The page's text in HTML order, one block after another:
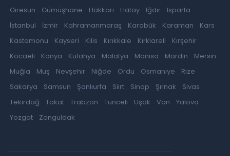
Giresun
Gümüşhane Hakkari Hatay Iğdır
Isparta
İstanbul
İzmir Kahramanmaraş Karabük Karaman
Kars
Kastamonu
Kayseri Kilis Kırıkkale Kırklareli
Kırşehir
Kocaeli
Konya Kütahya Malatya Manisa Mardin
Mersin
Muğla
Muş Nevşehir Niğde Ordu Osmaniye
Rize
Sakarya
Samsun Şanlıurfa Siirt Sinop Şırnak
Sivas
Tekirdağ
Tokat Trabzon Tunceli Uşak Van
Yalova
Yozgat
Zonguldak